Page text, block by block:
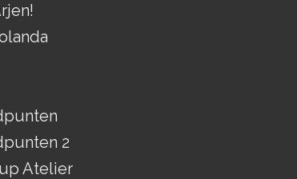
2
Atelier